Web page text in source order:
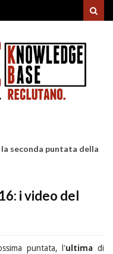
seconda puntata della
i video del
puntata, l'ultima di